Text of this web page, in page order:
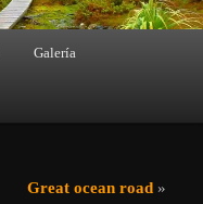
Galería
Great ocean road»